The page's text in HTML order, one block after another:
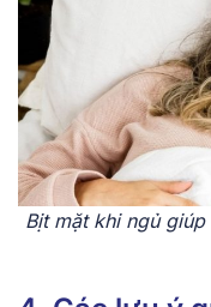
Bịt mặt khi ngủ